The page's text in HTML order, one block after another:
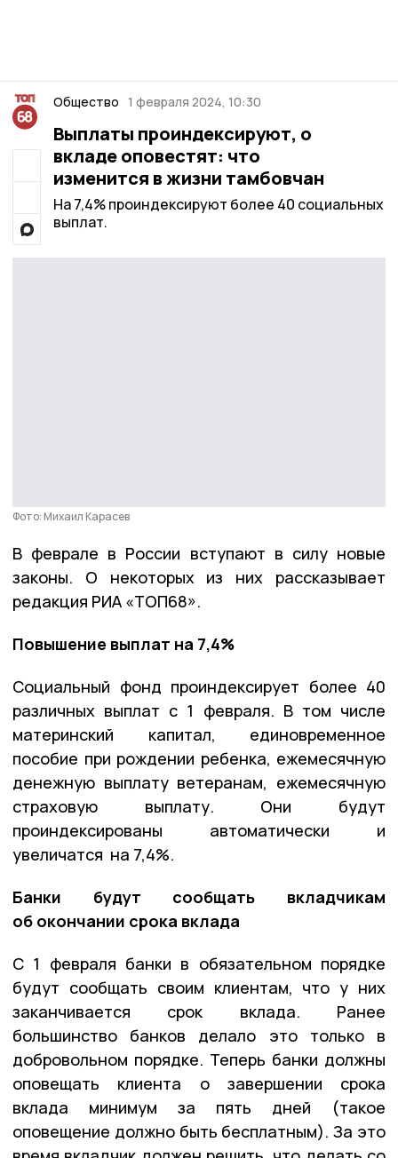
Общество 1 февраля 2024, 10:30
Выплаты проиндексируют, о
вкладе оповестят: что
изменится в жизни тамбовчан
На 7,4% проиндексируют более 40 социальных
выплат.
Фото: Михаил Карасев
В феврале в России вступают в силу новые
законы. О некоторых из них рассказывает
редакция РИА «ТОП68».
Повышение выплат на 7,4%
Социальный фонд проиндексирует более 40
различных выплат с 1 февраля. В том числе
материнский капитал, единовременное
пособие при рождении ребенка, ежемесячную
денежную выплату ветеранам, ежемесячную
страховую выплату. Они будут
проиндексированы автоматически и
увеличатся на 7,4%.
Банки будут сообщать вкладчикам
об окончании срока вклада
С 1 февраля банки в обязательном порядке
будут сообщать своим клиентам, что у них
заканчивается срок вклада. Ранее
большинство банков делало это только в
добровольном порядке. Теперь банки должны
оповещать клиента о завершении срока
вклада минимум за пять дней (такое
оповещение должно быть бесплатным). За это